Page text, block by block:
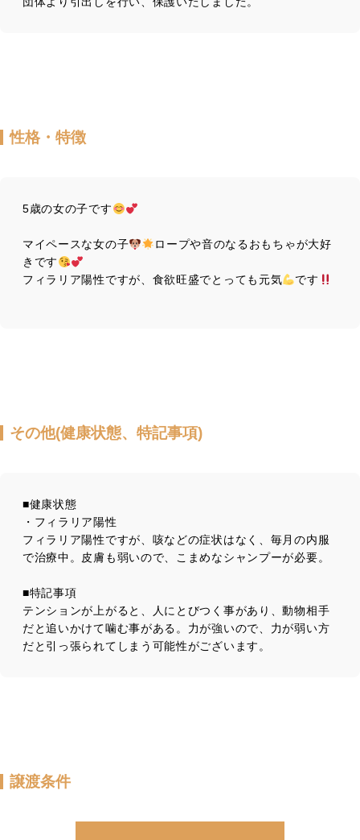
性格・特徴
5歳の女の子です
マイペースな女の子
ロープや音のなるおもちゃが大好
きです
フィラリア陽性ですが、食欲旺盛でとっても元気
です
その他(健康状態、特記事項)
■健康状態
・フィラリア陽性
フィラリア陽性ですが、咳などの症状はなく、毎月の内服
で治療中。皮膚も弱いので、こまめなシャンプーが必要。
■特記事項
テンションが上がると、人にとびつく事があり、動物相手
だと追いかけて噛む事がある。力が強いので、力が弱い方
だと引っ張られてしまう可能性がございます。
譲渡条件